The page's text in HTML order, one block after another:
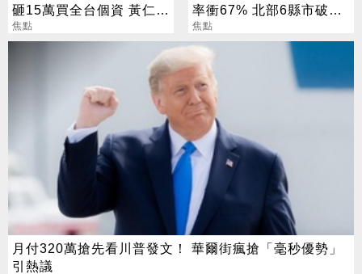
砸15萬買全台個資 黃仁
勳、張麗善也受害
焦點
率衝67% 北部6縣市破5
成
焦點
月付320萬搶先看川普發文！ 華爾街瘋搶「毫秒優勢」
引熱議